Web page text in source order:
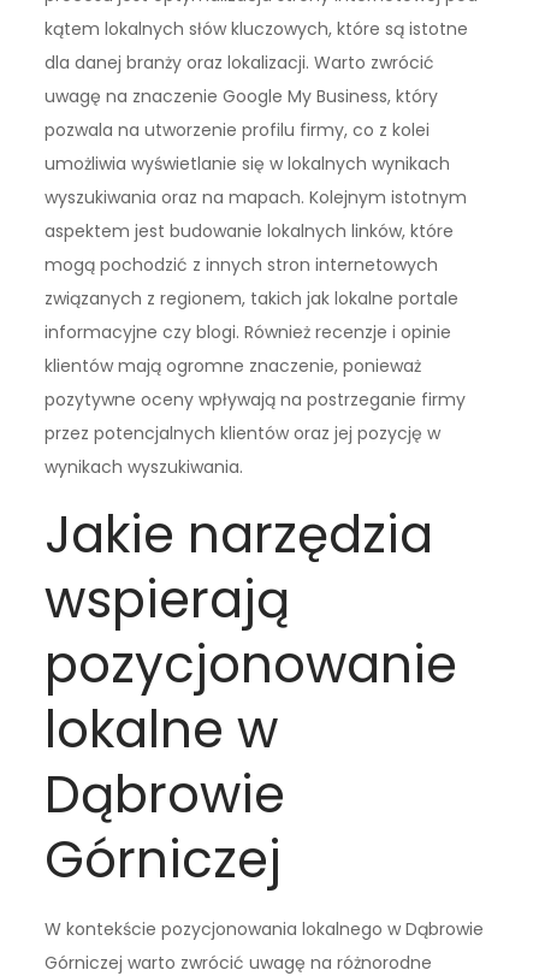
kątem lokalnych słów kluczowych, które są istotne
dla danej branży oraz lokalizacji. Warto zwrócić
uwagę na znaczenie Google My Business, który
pozwala na utworzenie profilu firmy, co z kolei
umożliwia wyświetlanie się w lokalnych wynikach
wyszukiwania oraz na mapach. Kolejnym istotnym
aspektem jest budowanie lokalnych linków, które
mogą pochodzić z innych stron internetowych
związanych z regionem, takich jak lokalne portale
informacyjne czy blogi. Również recenzje i opinie
klientów mają ogromne znaczenie, ponieważ
pozytywne oceny wpływają na postrzeganie firmy
przez potencjalnych klientów oraz jej pozycję w
wynikach wyszukiwania.
Jakie narzędzia
wspierają
pozycjonowanie
lokalne w
Dąbrowie
Górniczej
W kontekście pozycjonowania lokalnego w Dąbrowie
Górniczej warto zwrócić uwagę na różnorodne